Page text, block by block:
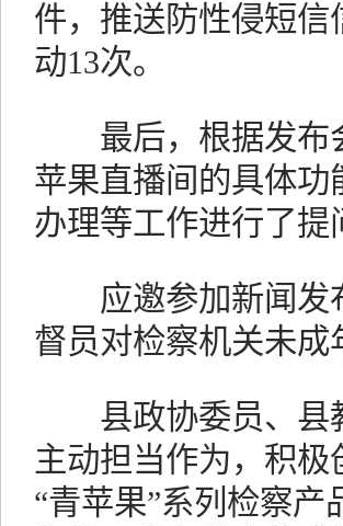
件，推送防性侵短信
动13次。
最后，根据发布
苹果直播间的具体
办理等工作进行了提
应邀参加新闻发
督员对检察机关未
县政协委员、县
主动担当作为，积
“青苹果”系列检察产